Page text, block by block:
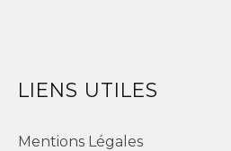
LIENS UTILES
Mentions Légales